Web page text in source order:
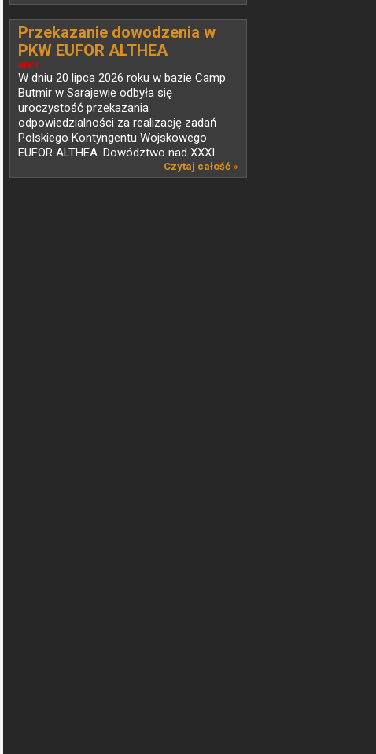
NEWS
Przekazanie dowodzenia w
PKW EUFOR ALTHEA
W dniu 20 lipca 2026 roku w bazie Camp
Butmir w Sarajewie odbyła się
uroczystość przekazania
odpowiedzialności za realizację zadań
Polskiego Kontyngentu Wojskowego
EUFOR ALTHEA. Dowództwo nad XXXI
Czytaj całość »